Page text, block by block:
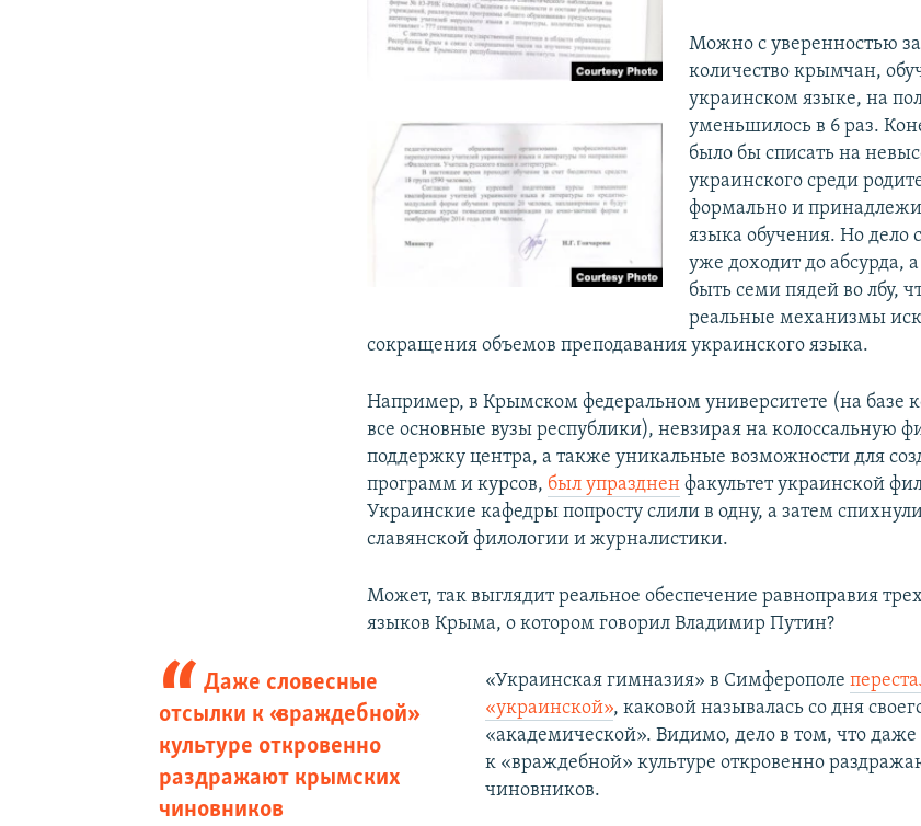
Можно с уверенностью
количество крымчан,
украинском языке, на
уменьшилось в 6 раз.
было бы списать на
украинского среди
формально и
языка обучения. Но дело
уже доходит до абсурда,
быть семи пядей во лбу,
реальные механизмы
сокращения объемов преподавания украинского языка.
Например, в Крымском федеральном университете (на базе
все основные вузы республики), невзирая на колоссальную
поддержку центра, а также уникальные возможности для
программ и курсов, был упразднен факультет украинской
Украинские кафедры попросту слили в одну, а затем
славянской филологии и журналистики.
Может, так выглядит реальное обеспечение равноправия
языков Крыма, о котором говорил Владимир Путин?
Даже словесные
отсылки к «враждебной»
культуре откровенно
раздражают крымских
чиновников
«Украинская гимназия» в Симферополе
«украинской», каковой называлась со дня
«академической». Видимо, дело в том, что
к «враждебной» культуре откровенно
чиновников.